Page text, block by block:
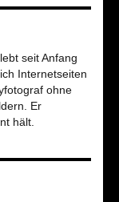
seit Anfang
Internetseiten
ohne
Er
hält.